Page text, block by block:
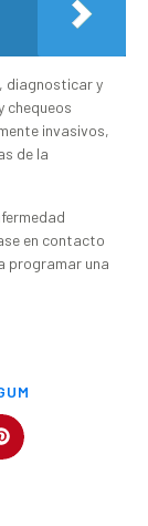
diagnosticar y
chequeos
invasivos,
de la
en contacto
programar una